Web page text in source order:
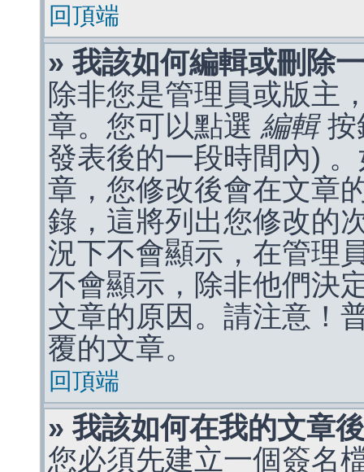
回頂端
» 我該如何編輯或刪除
除非您是管理員或版主
章。您可以點選 編輯按
發表後的一段時間內)
章，您修改後會在文章
錄，這將列出您修改的
況下不會顯示，在管理
不會顯示，除非他們決
文章的原因。請注意！
覆的文章。
回頂端
» 我該如何在我的文章
您必須先建立一個簽名